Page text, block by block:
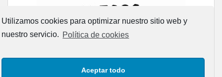
Utilizamos cookies para optimizar nuestro sitio web y
nuestro servicio. Política de cookies
Aceptar todo